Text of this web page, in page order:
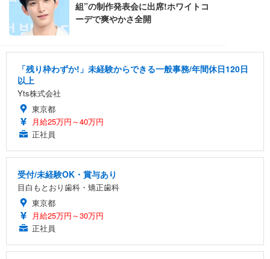
「残り枠わずか!」未経験からできる一般事務/年間休日120日
以上
Yts株式会社
東京都
月給25万円～40万円
正社員
受付/未経験OK・賞与あり
目白もとおり歯科・矯正歯科
東京都
月給25万円～30万円
正社員